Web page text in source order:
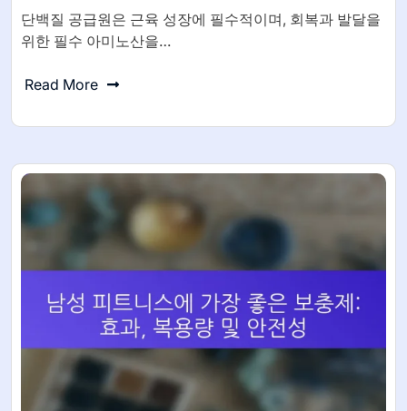
단백질 공급원은 근육 성장에 필수적이며, 회복과 발달을
위한 필수 아미노산을…
Read More